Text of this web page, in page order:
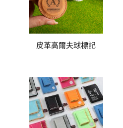
皮革高爾夫球標記